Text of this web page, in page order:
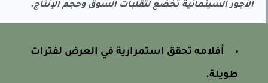
الأجور السينمائية تخضع لتقلبات السوق وحجم الإنتاج.
أفلامه تحقق استمرارية في العرض لفترات
طويلة.